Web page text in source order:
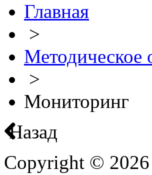
Главная
>
Методическое
>
Мониторинг
Назад
Copyright ©